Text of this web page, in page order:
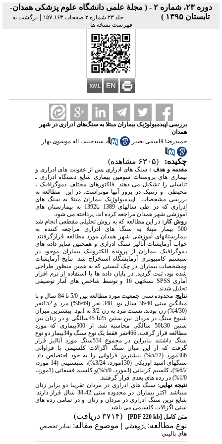
دوره ۲۳، شماره ۲ - ( مجلۀ علمی دانشگاه علوم پزشکی همدان-
تابستان ۱۳۹۵ )
جلد ۲۳ شماره ۲ صفحات ۱۶۳-۱۵۷ | برگشت به
فهرست نسخه ها
بررسی اپیدمیولوژیک بیماران مبتلا به سنگ‌های ادراری در شهر
همدان
حمیدرضا قاسمی بصیر
، سیدحبیب اله موسوی بهار
چکیده: (۶۳۰۵ مشاهده)
مقدمه و هدف : سنگ های ادراری پس از عفونت های ادراری و
بیماری های پروستات سومین بیماری شایع دستگاه ادراری ـ
تناسلی را تشکیل می دهند. فاکتورهای مختلف دموگرافیک ،
محیطی و‍‍ ژنتیک در بروز آنها موثراست. در این مطالعه به
بررسی مشخصات اپیدمیولوژیک بیماران مبتلا به سنگ های
ادراری که در طی سالهای 1389 تا1392 به بیمارستان های
آموزشی شهر همدان مراجعه کرده اند، پرداخته می شود.
روش کار: در این مطالعه که به روش تحلیلی مقطعی انجام شد
500 بیمار مبتلا به سنگ های ادراری مراجعه کننده به
بیمارستانهای آموزشی شهر همدان مورد مطالعه قرارگرفتند.
جواب آزمایشات آنالیز سنگ ادراری و همچنین سایر داده های
دموگرافیک بیماران از پرونده الکترونیک بیماران موجود در
سیستم کامپیوتری آزمایشگاه استخراج شد. نتایج آزمایشات
ومشخصات بیماران در چک لیستی که به همین منظور طراحی
شده بود، ثبت گردید. در پایان داده ها با استفاده از نرم افزار
آماری SPSS
نسخه­ی 16 و توسط شاخص های آمار توصیفی
تحلیل شدند.
نتایج
: محدوده سنی جمعیت مورد مطالعه بین 5/0 تا 84 سال و با
میانگین سنی 36/40 سال بود. 348 نفر (6/69%) مرد و 152نفر
(4/30%) زن بودند. نسبت مرد به زن 3/2 به 1بود. بیشترین میزان
شیوع سنگ در مردان بین سنین 25تا 45سالگی و در زنان بین
سنین 30تا50 سالگی محاسبه شد. از 500بیماری که مورد
مطالعه قرار گرفت، 466نفر فقط یک نوع سنگ و34بیمار دو نوع
سنگ داشتند بنابراین در مجموع 534سنگ مورد آنالیز قرار
گرفت که از این میان سنگ اگزالات کلسیمی با فراوانی
386مورد (5/72%) بیشترین فراوانی را به خود اختصاص داد.
سنگهای اسید اوریکی (130مورد، 3/24%)، سیستینی (14 مورد،
6/2%)، کلسیم کربناتی (3مورد، 5/0%)و کلسیم فسفاتی (1مورد،
1/0%) در رده های بعدی قرار گرفتند.
نتیجه­ نهایی: سنگ های ادراری در مردان تقریبا دو برابر زنان
میباشد. اکثر بیماران در محدوده سنی 42-38 سال قرار دارند.
شایع ترین سنگ ادراری در مردان و زنان و در تمامی رده های
سنی اگزالات کلسیمی می باشد.
متن کامل [PDF 220 kb]
(۳۷۱۴ دریافت)
نوع مطالعه: پژوهشي| موضوع مقاله: سایر تخصص
هاي باليني